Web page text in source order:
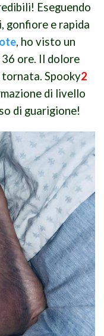
Eseguendo
gonfiore e rapida
, ho visto un
ore. Il dolore
tornata. Spooky2
di livello
di guarigione!